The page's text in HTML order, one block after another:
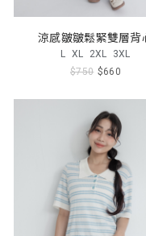
涼感皺皺鬆緊雙層背
L XL 2XL 3XL
$750 $660